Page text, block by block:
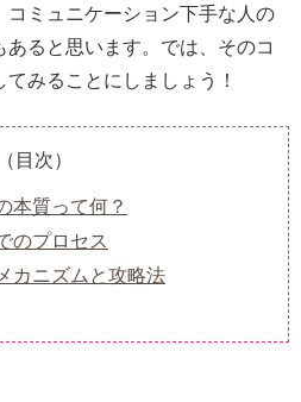
ミュニケーション下手な人の
ると思います。では、そのコ
みることにしましょう！
（目次）
本質って何？
のプロセス
カニズムと攻略法